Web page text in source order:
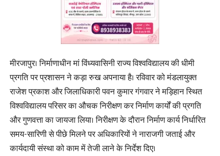
मीरजापुर। निर्माणाधीन मां विंध्यवासिनी राज्य विश्वविद्यालय की धीमी
प्रगति पर प्रशासन ने कड़ा रुख अपनाया है। रविवार को मंडलायुक्त
राजेश प्रकाश और जिलाधिकारी पवन कुमार गंगवार ने मड़िहान स्थित
विश्वविद्यालय परिसर का औचक निरीक्षण कर निर्माण कार्यों की प्रगति
और गुणवत्ता का जायजा लिया। निरीक्षण के दौरान निर्माण कार्य निर्धारित
समय-सारिणी से पीछे मिलने पर अधिकारियों ने नाराजगी जताई और
कार्यदायी संस्था को काम में तेजी लाने के निर्देश दिए।